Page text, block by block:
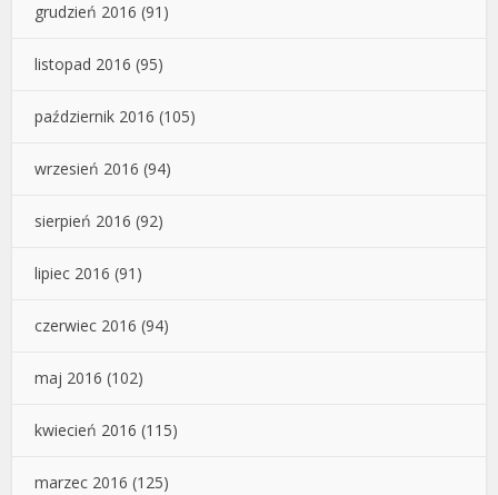
grudzień 2016 (91)
listopad 2016 (95)
październik 2016 (105)
wrzesień 2016 (94)
sierpień 2016 (92)
lipiec 2016 (91)
czerwiec 2016 (94)
maj 2016 (102)
kwiecień 2016 (115)
marzec 2016 (125)